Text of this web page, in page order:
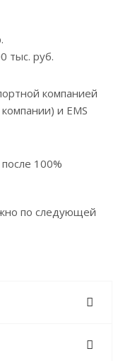
тыс. руб.
компанией
и EMS
100%
по следующей